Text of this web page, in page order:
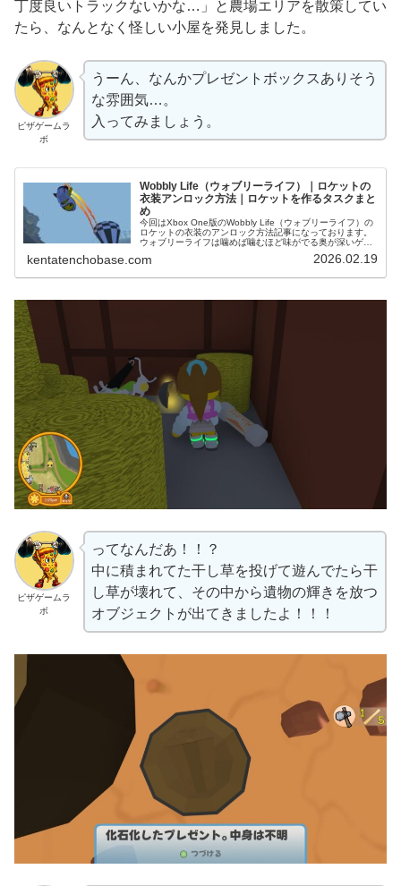
丁度良いトラックないかな…」と農場エリアを散策してい
たら、なんとなく怪しい小屋を発見しました。
ピザゲームラ
ボ
うーん、なんかプレゼントボックスありそう
な雰囲気…。
入ってみましょう。
Wobbly Life（ウォブリーライフ）｜ロケットの
衣装アンロック方法｜ロケットを作るタスクまと
め
今回はXbox One版のWobbly Life（ウォブリーライフ）の
ロケットの衣装のアンロック方法記事になっております。
ウォブリーライフは噛めば噛むほど味がでる奥が深いゲー
べく、スクリー...
kentatenchobase.com 2026.02.19
ピザゲームラ
ボ
ってなんだあ！！？
中に積まれてた干し草を投げて遊んでたら干
し草が壊れて、その中から遺物の輝きを放つ
オブジェクトが出てきましたよ！！！